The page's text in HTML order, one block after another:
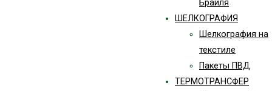
Брайля
ШЕЛКОГРАФИЯ
Шелкография на
текстиле
Пакеты ПВД
ТЕРМОТРАНСФЕР